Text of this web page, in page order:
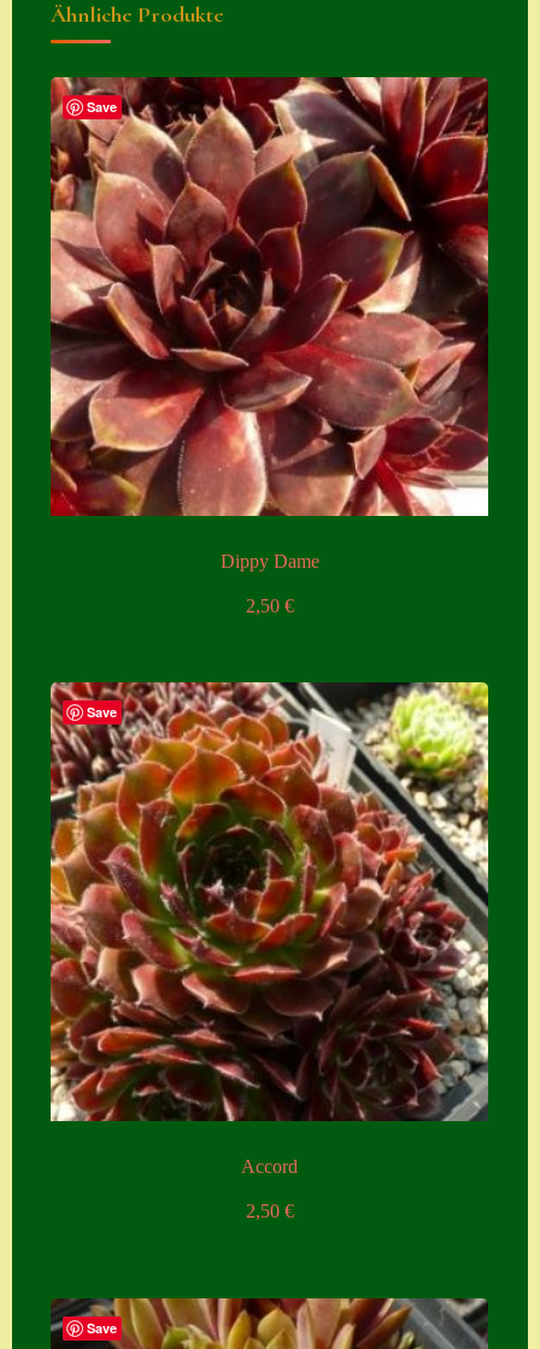
Widerrufsbelehru
ng
Zahlung
Zahlungs- &
Versandinfos
Zubehör
Zubehör
Ähnliche Produkte
Save
Dippy Dame
2,50 €
Save
Accord
2,50 €
Save